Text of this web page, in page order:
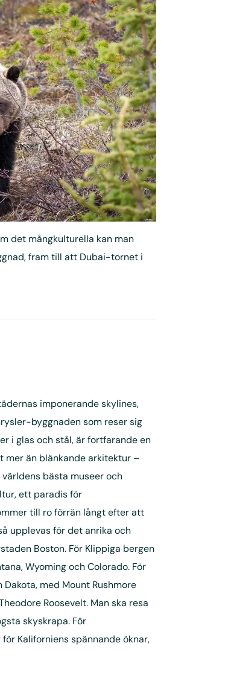
det mångkulturella kan man
fram till att Dubai-tornet i
imponerande skylines,
byggnaden som reser sig
i glas och stål, är fortfarande en
mer än blänkande arkitektur –
bästa museer och
ett paradis för
till ro förrän långt efter att
upplevas för det anrika och
Boston. För Klippiga bergen
Wyoming och Colorado. För
med Mount Rushmore
Roosevelt. Man ska resa
skyskrapa. För
Kaliforniens spännande öknar,